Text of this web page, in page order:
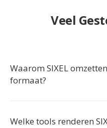
Veel
Waarom SIXEL
formaat?
Welke tools renderen